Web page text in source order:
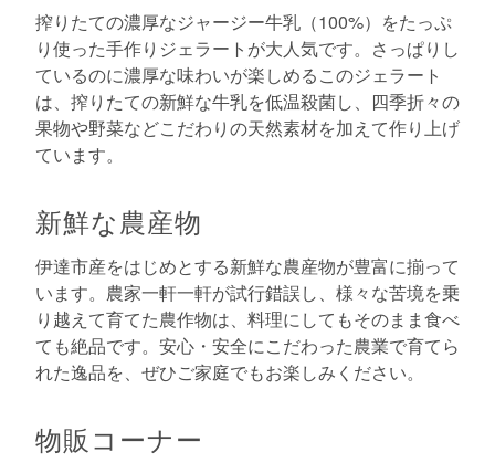
搾りたての濃厚なジャージー牛乳（100%）をたっぷ
り使った手作りジェラートが大人気です。さっぱりし
ているのに濃厚な味わいが楽しめるこのジェラート
は、搾りたての新鮮な牛乳を低温殺菌し、四季折々の
果物や野菜などこだわりの天然素材を加えて作り上げ
ています。
新鮮な農産物
伊達市産をはじめとする新鮮な農産物が豊富に揃って
います。農家一軒一軒が試行錯誤し、様々な苦境を乗
り越えて育てた農作物は、料理にしてもそのまま食べ
ても絶品です。安心・安全にこだわった農業で育てら
れた逸品を、ぜひご家庭でもお楽しみください。
物販コーナー